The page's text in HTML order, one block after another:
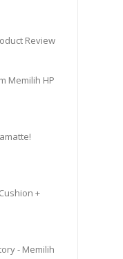
Review
Memilih HP
+
- Memilih